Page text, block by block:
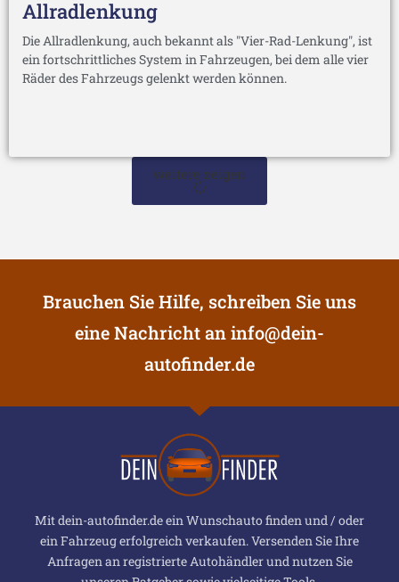
Allradlenkung
Die Allradlenkung, auch bekannt als "Vier-Rad-Lenkung", ist
ein fortschrittliches System in Fahrzeugen, bei dem alle vier
Räder des Fahrzeugs gelenkt werden können.
weitere zeigen
Brauchen Sie Hilfe, schreiben Sie uns
eine Nachricht aninfo@dein-
autofinder.de
Mit dein-autofinder.de ein Wunschauto finden und / oder
ein Fahrzeug erfolgreich verkaufen. Versenden Sie Ihre
Anfragen an registrierte Autohändler und nutzen Sie